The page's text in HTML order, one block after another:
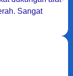
Sangat